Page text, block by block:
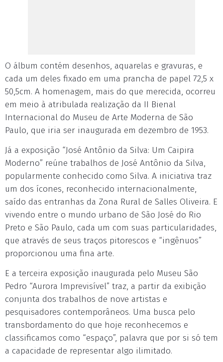
O álbum contém desenhos, aquarelas e gravuras, e
cada um deles fixado em uma prancha de papel 72,5 x
50,5cm. A homenagem, mais do que merecida, ocorreu
em meio à atribulada realização da II Bienal
Internacional do Museu de Arte Moderna de São
Paulo, que iria ser inaugurada em dezembro de 1953.
Já a exposição “José Antônio da Silva: Um Caipira
Moderno” reúne trabalhos de José Antônio da Silva,
popularmente conhecido como Silva. A iniciativa traz
um dos ícones, reconhecido internacionalmente,
saído das entranhas da Zona Rural de Salles Oliveira. E
vivendo entre o mundo urbano de São José do Rio
Preto e São Paulo, cada um com suas particularidades,
que através de seus traços pitorescos e “ingênuos”
proporcionou uma fina arte.
E a terceira exposição inaugurada pelo Museu São
Pedro “Aurora Imprevisível” traz, a partir da exibição
conjunta dos trabalhos de nove artistas e
pesquisadores contemporâneos. Uma busca pelo
transbordamento do que hoje reconhecemos e
classificamos como “espaço”, palavra que por si só tem
a capacidade de representar algo ilimitado.